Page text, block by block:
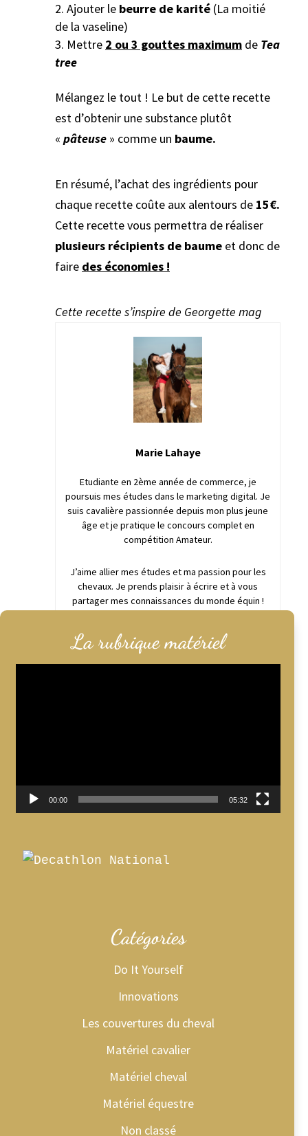
Ajouter le beurre de karité (La moitié
de la vaseline)
Mettre 2 ou 3 gouttes maximum de Tea
tree
Mélangez le tout ! Le but de cette recette
est d’obtenir une substance plutôt
« pâteuse » comme un baume.
En résumé, l’achat des ingrédients pour
chaque recette coûte aux alentours de 15€.
Cette recette vous permettra de réaliser
plusieurs récipients de baume et donc de
faire des économies !
Cette recette s’inspire de Georgette mag
Marie Lahaye
Etudiante en 2ème année de commerce, je
poursuis mes études dans le marketing digital. Je
suis cavalière passionnée depuis mon plus jeune
âge et je pratique le concours complet en
compétition Amateur.
J’aime allier mes études et ma passion pour les
chevaux. Je prends plaisir à écrire et à vous
partager mes connaissances du monde équin !
La rubrique matériel
00:00 05:32
Catégories
Do It Yourself
Innovations
Les couvertures du cheval
Matériel cavalier
Matériel cheval
Matériel équestre
Non classé